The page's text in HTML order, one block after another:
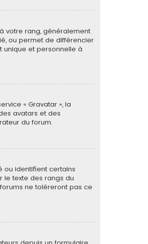
votre rang, généralement
ou permet de différencier
unique et personnelle à
« Gravatar », la
avatars et des
du forum.
ou identifient certains
le texte des rangs du
ne toléreront pas ce